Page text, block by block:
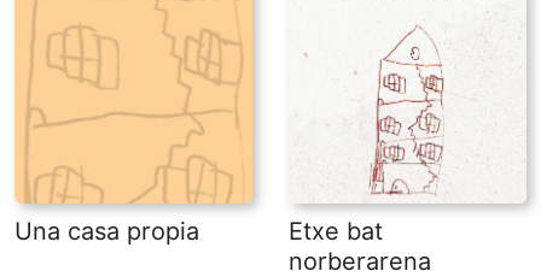
Una casa propia
Etxe bat
norberarena